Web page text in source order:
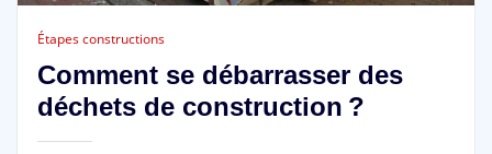
Étapes constructions
Comment se débarrasser des
déchets de construction ?